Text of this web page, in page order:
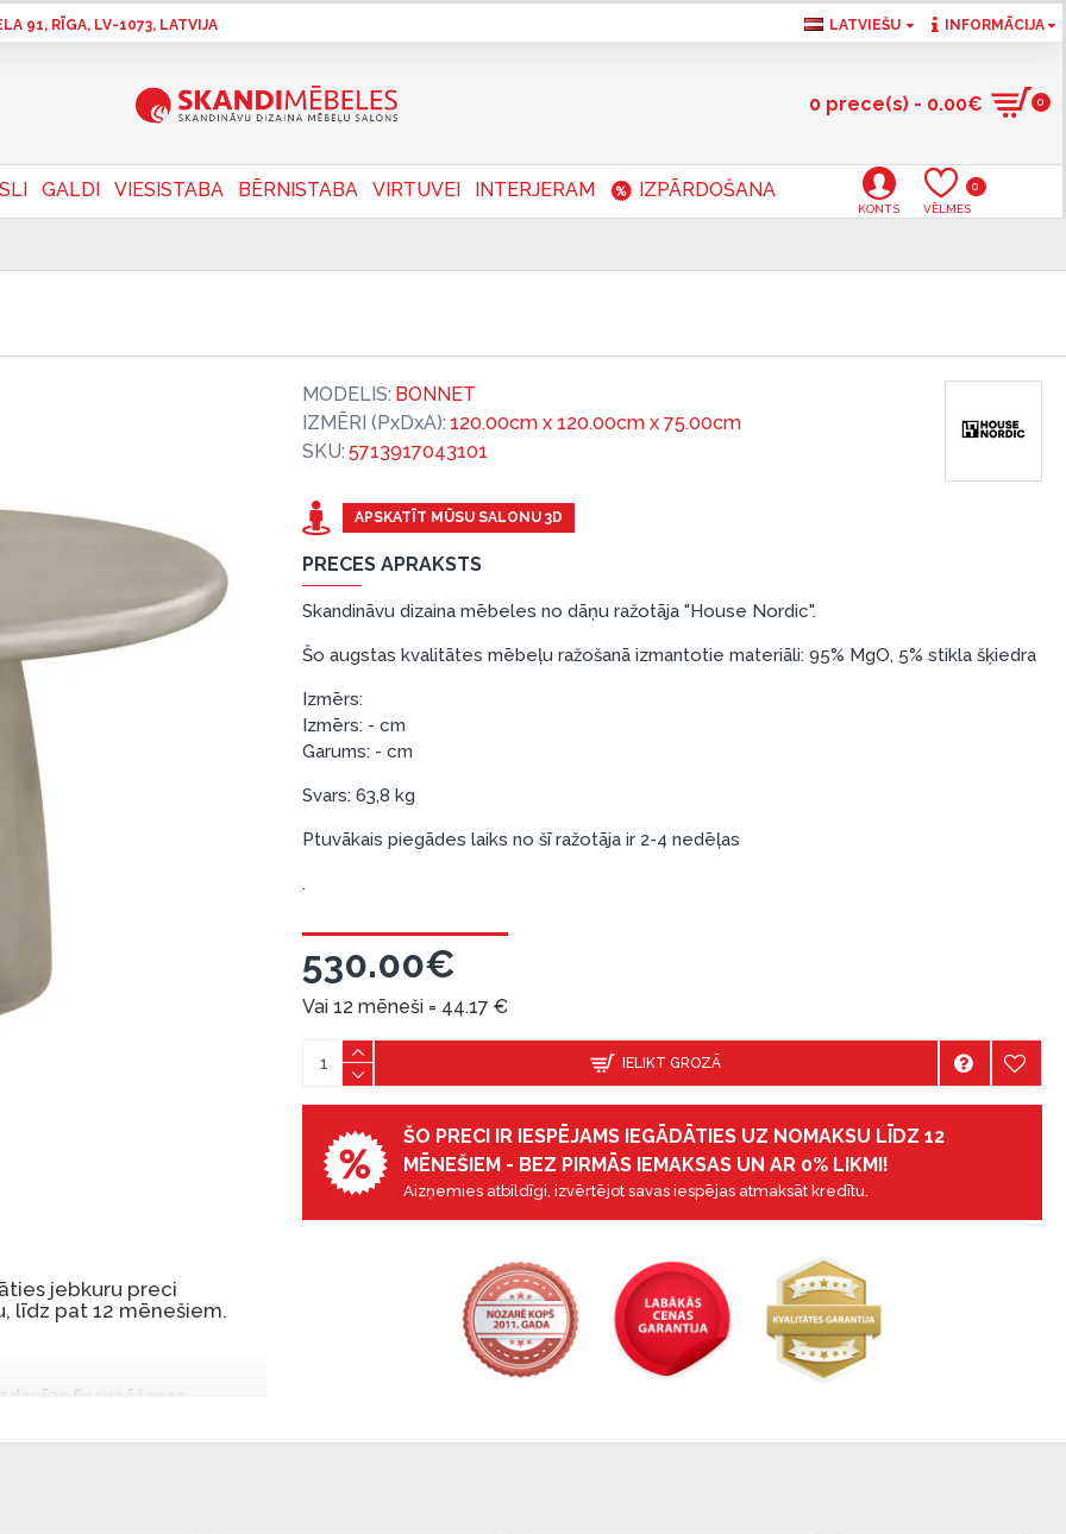
91, RĪGA, LV-1073, LATVIJA LATVIEŠU INFORMĀCIJA
0 prece(s) - 0.00€ 0
GALDI VIESISTABA BĒRNISTABA VIRTUVEI INTERJERAM IZPĀRDOŠANA
KONTS VĒLMES
0
jebkuru preci
līdz pat 12 mēnešiem.
finansēšanas
APSKATĪT MŪSU SALONU 3D
PRECES APRAKSTS
Skandināvu dizaina mēbeles no dāņu ražotāja "House Nordic".
Šo augstas kvalitātes mēbeļu ražošanā izmantotie materiāli: 95% MgO, 5% stikla šķiedra
Izmērs:
Izmērs: - cm
Garums: - cm
Svars: 63,8 kg
Ptuvākais piegādes laiks no šī ražotāja ir 2-4 nedēļas
.
MODELIS: BONNET
IZMĒRI (PxDxA): 120.00cm x 120.00cm x 75.00cm
SKU: 5713917043101
530.00€
Vai 12 mēneši = 44.17 €
IELIKT GROZĀ
ŠO PRECI IR IESPĒJAMS IEGĀDĀTIES UZ NOMAKSU LĪDZ 12
MĒNEŠIEM - BEZ PIRMĀS IEMAKSAS UN AR 0% LIKMI!
Aizņemies atbildīgi, izvērtējot savas iespējas atmaksāt kredītu.